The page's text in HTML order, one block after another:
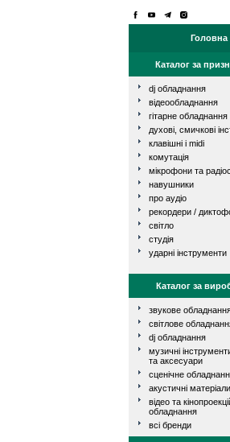
Головна
Каталог за
dj обладнання
відеообладнання
гітарне обладнання
духові, смичкові
клавішні і midi
комутація
мікрофони та
навушники
про аудіо
рекордери /
світло
студія
ударні інструменти
Каталог за
звукове
світлове
dj обладнання
музичні
та аксесуари
сценічне
акустичні матеріали
відео та
обладнання
всі бренди